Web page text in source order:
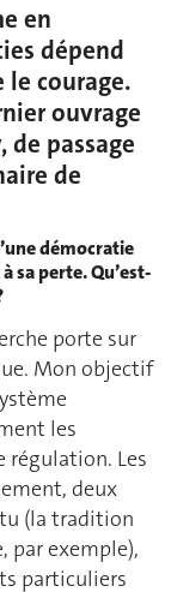
en
dépend
le courage.
ouvrage
passage
de
démocratie
sa perte. Qu’est-
porte sur
Mon objectif
les
régulation. Les
deux
(la tradition
par exemple),
particuliers